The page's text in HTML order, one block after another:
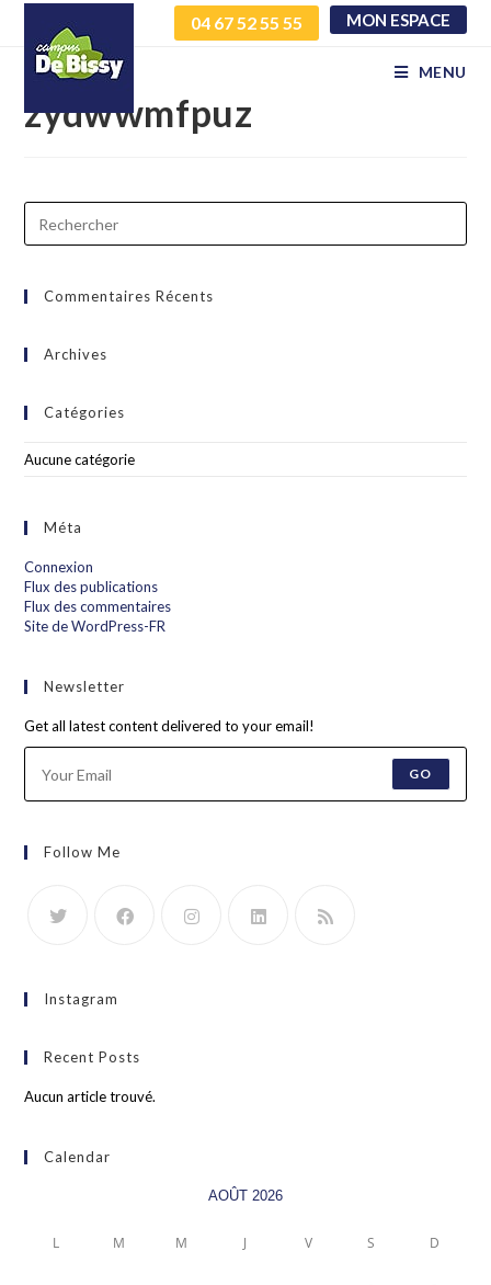
04 67 52 55 55 MON ESPACE
MENU
zrmgddxuhu
zydwwmfpuz
Commentaires Récents
Archives
Catégories
Aucune catégorie
Méta
Connexion
Flux des publications
Flux des commentaires
Site de WordPress-FR
Newsletter
Get all latest content delivered to your email!
GO
Follow Me
Instagram
Recent Posts
Aucun article trouvé.
Calendar
AOÛT 2026
L M M J V S D